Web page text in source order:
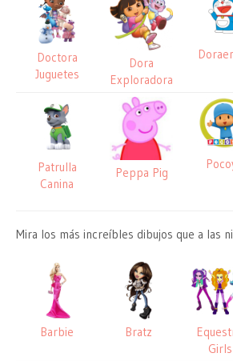
Doctora
Juguetes
Dora
Exploradora
Patrulla
Canina
Peppa Pig
Mira los más increíbles dibujos que a las
Barbie Bratz
Girls